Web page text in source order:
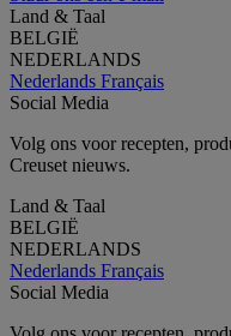
Land & Taal
BELGIË
NEDERLANDS
Nederlands Français
Social Media
Volg ons voor recepten,
Creuset nieuws.
Land & Taal
BELGIË
NEDERLANDS
Nederlands Français
Social Media